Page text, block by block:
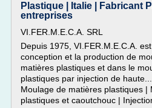
Plastique | Italie | Fabricant
entreprises
VI.FER.M.E.C.A. SRL
Depuis 1975, VI.FER.M.E.C.A.
conception et la production de
matières plastiques et dans le
plastiques par injection de
Moulage de matières plastiques |
plastiques et caoutchouc |